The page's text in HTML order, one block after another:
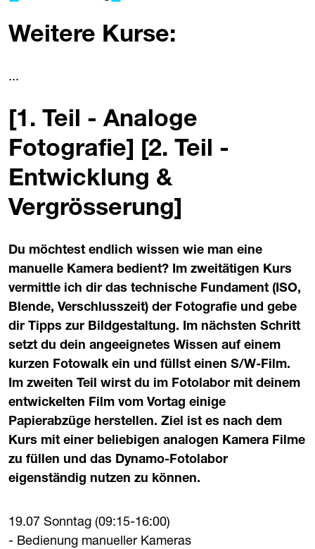
Weitere Kurse:
...
[1. Teil - Analoge
Fotografie] [2. Teil -
Entwicklung &
Vergrösserung]
Du möchtest endlich wissen wie man eine
manuelle Kamera bedient? Im zweitätigen Kurs
vermittle ich dir das technische Fundament (ISO,
Blende, Verschlusszeit) der Fotografie und gebe
dir Tipps zur Bildgestaltung. Im nächsten Schritt
setzt du dein angeeignetes Wissen auf einem
kurzen Fotowalk ein und füllst einen S/W-Film.
Im zweiten Teil wirst du im Fotolabor mit deinem
entwickelten Film vom Vortag einige
Papierabzüge herstellen. Ziel ist es nach dem
Kurs mit einer beliebigen analogen Kamera Filme
zu füllen und das Dynamo-Fotolabor
eigenständig nutzen zu können.
19.07 Sonntag (09:15-16:00)
- Bedienung manueller Kameras